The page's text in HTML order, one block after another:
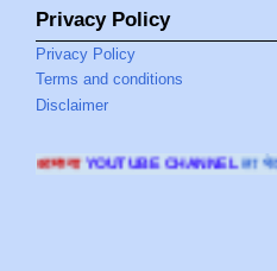
Privacy Policy
Privacy Policy
Terms and conditions
Disclaimer
CHANNELला भेट देण्यासाठी क्लिक करा .